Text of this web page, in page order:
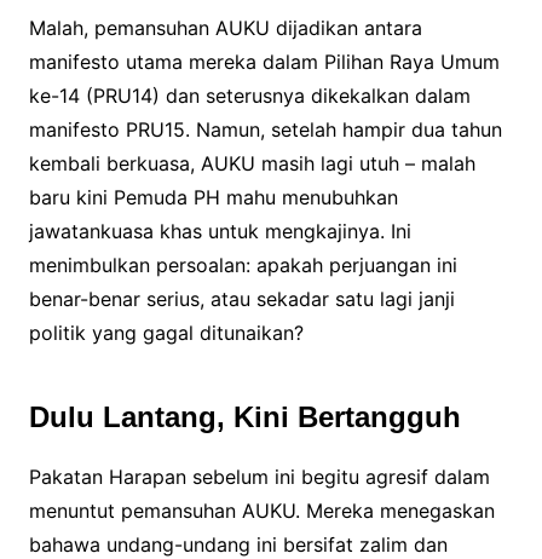
Malah, pemansuhan AUKU dijadikan antara
manifesto utama mereka dalam Pilihan Raya Umum
ke-14 (PRU14) dan seterusnya dikekalkan dalam
manifesto PRU15. Namun, setelah hampir dua tahun
kembali berkuasa, AUKU masih lagi utuh – malah
baru kini Pemuda PH mahu menubuhkan
jawatankuasa khas untuk mengkajinya. Ini
menimbulkan persoalan: apakah perjuangan ini
benar-benar serius, atau sekadar satu lagi janji
politik yang gagal ditunaikan?
Dulu Lantang, Kini Bertangguh
Pakatan Harapan sebelum ini begitu agresif dalam
menuntut pemansuhan AUKU. Mereka menegaskan
bahawa undang-undang ini bersifat zalim dan